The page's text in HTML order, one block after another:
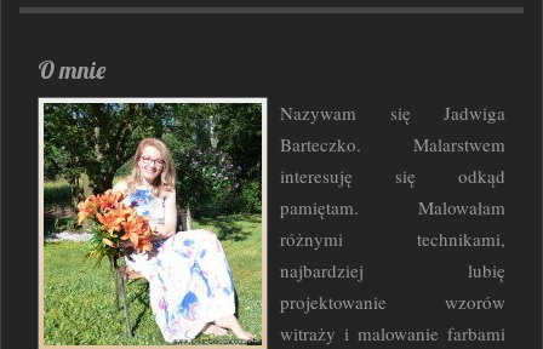
O mnie
Nazywam się Jadwiga
Barteczko. Malarstwem
interesuję się odkąd
pamiętam. Malowałam
różnymi technikami,
najbardziej lubię
projektowanie wzorów
witraży i malowanie farbami